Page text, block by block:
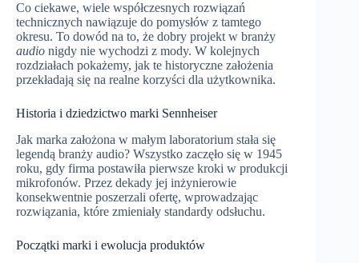
Co ciekawe, wiele współczesnych rozwiązań
technicznych nawiązuje do pomysłów z tamtego
okresu. To dowód na to, że dobry projekt w branży
audio nigdy nie wychodzi z mody. W kolejnych
rozdziałach pokażemy, jak te historyczne założenia
przekładają się na realne korzyści dla użytkownika.
Historia i dziedzictwo marki Sennheiser
Jak marka założona w małym laboratorium stała się
legendą branży audio? Wszystko zaczęło się w 1945
roku, gdy firma postawiła pierwsze kroki w produkcji
mikrofonów. Przez dekady jej inżynierowie
konsekwentnie poszerzali ofertę, wprowadzając
rozwiązania, które zmieniały standardy odsłuchu.
Początki marki i ewolucja produktów